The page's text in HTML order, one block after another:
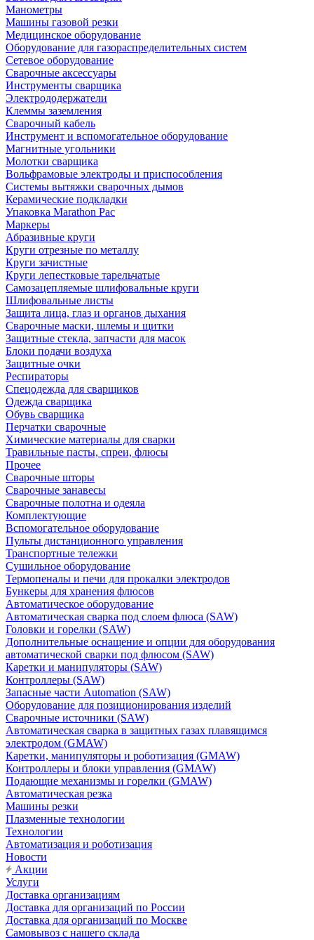
Манометры
Машины газовой резки
Медицинское оборудование
Оборудование для газораспределительных систем
Сетевое оборудование
Сварочные аксессуары
Инструменты сварщика
Электрододержатели
Клеммы заземления
Сварочный кабель
Инструмент и вспомогательное оборудование
Магнитные угольники
Молотки сварщика
Вольфрамовые электроды и приспособления
Системы вытяжки сварочных дымов
Керамические подкладки
Упаковка Marathon Pac
Маркеры
Абразивные круги
Круги отрезные по металлу
Круги зачистные
Круги лепестковые тарельчатые
Самозацепляемые шлифовальные круги
Шлифовальные листы
Защита лица, глаз и органов дыхания
Сварочные маски, шлемы и щитки
Защитные стекла, запчасти для масок
Блоки подачи воздуха
Защитные очки
Респираторы
Спецодежда для сварщиков
Одежда сварщика
Обувь сварщика
Перчатки сварочные
Химические материалы для сварки
Травильные пасты, спреи, флюсы
Прочее
Сварочные шторы
Сварочные занавесы
Сварочные полотна и одеяла
Комплектующие
Вспомогательное оборудование
Пульты дистанционного управления
Транспортные тележки
Сушильное оборудование
Термопеналы и печи для прокалки электродов
Бункеры для хранения флюсов
Автоматическое оборудование
Автоматическая сварка под слоем флюса (SAW)
Головки и горелки (SAW)
Дополнительные оснащение и опции для оборудования
автоматической сварки под флюсом (SAW)
Каретки и манипуляторы (SAW)
Контроллеры (SAW)
Запасные части Automation (SAW)
Оборудование для позиционирования изделий
Сварочные источники (SAW)
Автоматическая сварка в защитных газах плавящимся
электродом (GMAW)
Каретки, манипуляторы и роботизация (GMAW)
Контроллеры и блоки управления (GMAW)
Подающие механизмы и горелки (GMAW)
Автоматическая резка
Машины резки
Плазменные технологии
Технологии
Автоматизация и роботизация
Новости
Акции
Услуги
Доставка организациям
Доставка для организаций по России
Доставка для организаций по Москве
Самовывоз с нашего склада